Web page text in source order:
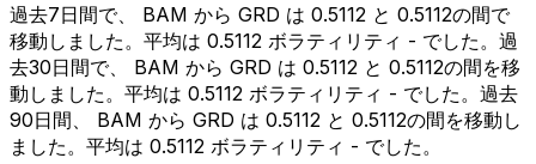
過去7日間で、 BAM から GRD は 0.5112 と 0.5112の間で
移動しました。平均は 0.5112 ボラティリティ - でした。過
去30日間で、 BAM から GRD は 0.5112 と 0.5112の間を移
動しました。平均は 0.5112 ボラティリティ - でした。過去
90日間、 BAM から GRD は 0.5112 と 0.5112の間を移動し
ました。平均は 0.5112 ボラティリティ - でした。